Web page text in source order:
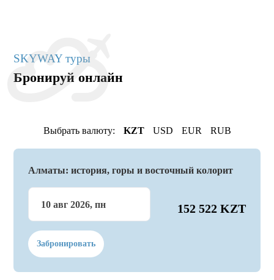
SKYWAY туры
Бронируй онлайн
Выбрать валюту: KZT USD EUR RUB
Алматы: история, горы и восточный колорит
10 авг 2026, пн 152 522 KZT
Забронировать